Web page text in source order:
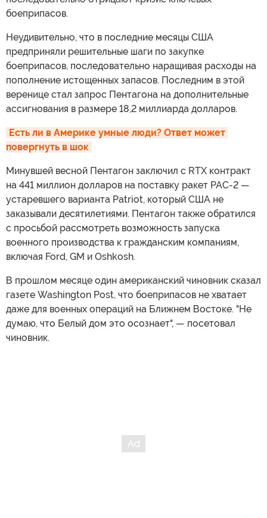
боеприпасов.
Неудивительно, что в последние месяцы США
предприняли решительные шаги по закупке
боеприпасов, последовательно наращивая расходы на
пополнение истощенных запасов. Последним в этой
веренице стал запрос Пентагона на дополнительные
ассигнования в размере 18,2 миллиарда долларов.
Есть ли в Америке умные люди? Ответ может
повергнуть в шок
Минувшей весной Пентагон заключил с RTX контракт
на 441 миллион долларов на поставку ракет PAC-2 —
устаревшего варианта Patriot, который США не
заказывали десятилетиями. Пентагон также обратился
с просьбой рассмотреть возможность запуска
военного производства к гражданским компаниям,
включая Ford, GM и Oshkosh.
В прошлом месяце один американский чиновник сказал
газете Washington Post, что боеприпасов не хватает
даже для военных операций на Ближнем Востоке. "Не
думаю, что Белый дом это осознает", — посетовал
чиновник.